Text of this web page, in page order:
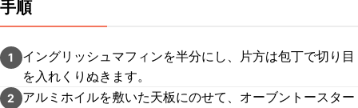
手順
1
イングリッシュマフィンを半分にし、片方は包丁で切り目
を入れくりぬきます。
2
アルミホイルを敷いた天板にのせて、オーブントースター